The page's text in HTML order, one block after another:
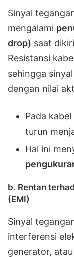
Sinyal
mengalami
drop) saat
Resistansi
sehingga
dengan nilai
Pada
turun
Hal ini
b. Rentan
(EMI)
Sinyal
interferensi
generator,